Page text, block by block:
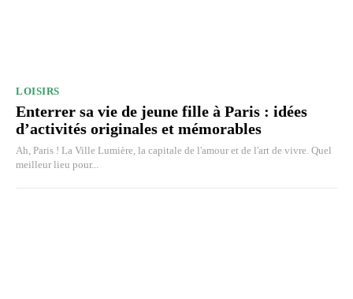
LOISIRS
Enterrer sa vie de jeune fille à Paris : idées
d’activités originales et mémorables
Ah, Paris ! La Ville Lumière, la capitale de l'amour et de l'art de vivre. Quel
meilleur lieu pour...